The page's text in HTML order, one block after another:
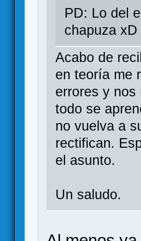
PD: Lo del
chapuza xD
Acabo de
en teoría me
errores y nos
todo se
no vuelva a
rectifican.
el asunto.
Un saludo.